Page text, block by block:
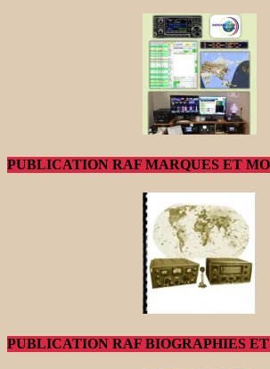
PUBLICATION RAF MARQUES ET
PUBLICATION RAF BIOGRAPHIES